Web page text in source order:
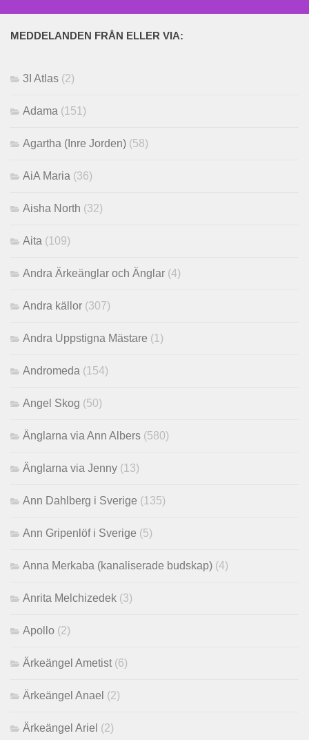
MEDDELANDEN FRÅN ELLER VIA:
3I Atlas (2)
Adama (151)
Agartha (Inre Jorden) (58)
AiA Maria (36)
Aisha North (32)
Aita (109)
Andra Ärkeänglar och Änglar (4)
Andra källor (307)
Andra Uppstigna Mästare (1)
Andromeda (154)
Angel Skog (50)
Änglarna via Ann Albers (580)
Änglarna via Jenny (13)
Ann Dahlberg i Sverige (135)
Ann Gripenlöf i Sverige (5)
Anna Merkaba (kanaliserade budskap) (4)
Anrita Melchizedek (3)
Apollo (2)
Ärkeängel Ametist (6)
Ärkeängel Anael (2)
Ärkeängel Ariel (2)